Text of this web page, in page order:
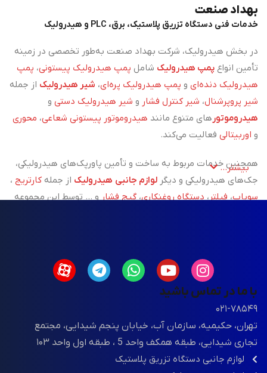
بهداد صنعت
خدمات فنی دستگاه تزریق پلاستیک، برق، PLC و هیدرولیک
در بخش هیدرولیک، شرکت بهداد صنعت به‌طور تخصصی در زمینه
تأمین انواع پمپ هیدرولیک شامل پمپ هیدرولیک پیستونی، پمپ
هیدرولیک دنده‌ای و پمپ هیدرولیک پره‌ای، شیر هیدرولیک از جمله
شیر پروپرشنال، شیر کنترل فشار و شیر هیدرولیک دستی و
هیدروموتور های متنوع مانند هیدروموتور پیستونی شعاعی، محوری
و اوربیتالی فعالیت می‌کند.
همچنین خدمات مربوط به ساخت و تأمین پاورپک‌های هیدرولیکی،
جک‌های هیدرولیکی و دیگر لوازم جانبی هیدرولیک از جمله کارتریج ،
سوپاپ،فیلتر،دستگاه روغنکاری،گیج فشارو ... توسط این مجموعه
سیستم‌های هیدرولیکی نیز با تکیه بر تخصص و تجربه تیم فنی
شرکت، انجام می‌گیرد.
در زمینهماشین‌آلات تزریق پلاستیک
شرکت معتبر مینزن یکی از بزرگ‌ترین تولیدکننده ماشین‌آلات تزریق
پلاستیک در چین، اقدام به واردات مستقیم این دستگاه‌ها با
تکنولوژی CNC و استانداردهای جهانی کرده است. این مجموعه
بیشتر...
با ما در تماس باشید
۰۲۱-۷۸۵۴۹
تهران، حکیمیه، سازمان آب، خیابان پنجم شیدایی، مجتمع
تجاری شیدایی، طبقه همکف واحد 5 ، طبقه اول واحد ۱۰۳
لوازم جانبی دستگاه تزریق پلاستیک